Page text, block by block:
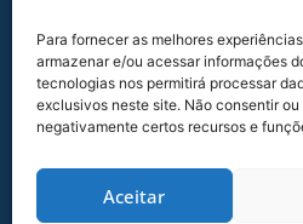
Para fornecer as melhores
armazenar e/ou acessar informações
tecnologias nos permitirá processar
exclusivos neste site. Não consentir
negativamente certos recursos e
Aceitar
primeiro
Porto, recebeu do
no Arroio Corrente,
sargento já havia
sua propriedade,
Com a morte de
1807. Este sesmeiro
desmembradas por